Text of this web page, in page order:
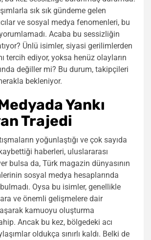
sık sık gündeme gelen
ve sosyal medya fenomenleri, bu
Acaba bu sessizliğin
Ünlü isimler, siyasi gerilimlerden
tercih ediyor, yoksa henüz olayların
değiller mi? Bu durum, takipçileri
bekleniyor.
Yankı
Trajedi
yoğunlaştığı ve çok sayıda
haberleri, uluslararası
bulsa da, Türk magazin dünyasının
sosyal medya hesaplarında
Oysa bu isimler, genellikle
ve önemli gelişmelere dair
kamuoyu oluşturma
Ancak bu kez, bölgedeki acı
oldukça sınırlı kaldı. Belki de